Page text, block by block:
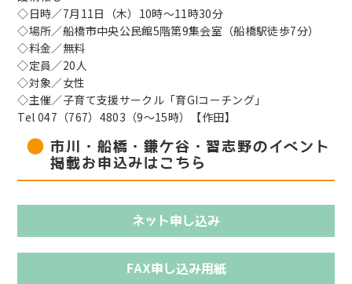
◇日時／7月11日（木）10時～11時30分
◇場所／船橋市中央公民館5階第9集会室（船橋駅徒歩7分）
◇料金／無料
◇定員／20人
◇対象／女性
◇主催／子育て支援サークル「育GIコーチング」
Tel 047（767）4803（9～15時）【作田】
市川・船橋・鎌ケ谷・習志野のイベント
掲載お申込みはこちら
ネット申し込み
FAX申し込み用紙